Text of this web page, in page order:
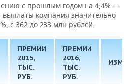
с прошлым годом на 4,4% —
выплаты компания значительно
с 362 до 233 млн рублей.
ПРЕМИИ
2015,
ТЫС.
РУБ.
ПРЕМИИ
2016,
ТЫС.
РУБ.